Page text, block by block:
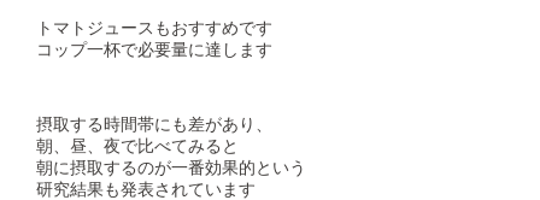
トマトジュースもおすすめです
コップ一杯で必要量に達します
摂取する時間帯にも差があり、
朝、昼、夜で比べてみると
朝に摂取するのが一番効果的という
研究結果も発表されています